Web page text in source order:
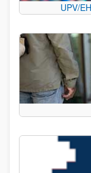
UPV/